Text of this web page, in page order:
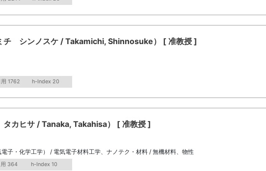
シンノスケ / Takamichi, Shinnosuke） [ 准教授 ]
用 1762 h-Index 20
カヒサ / Tanaka, Takahisa） [ 准教授 ]
子・化学工学） / 電気電子材料工学、ナノテク・材料 / 無機材料、物性
用 364 h-Index 10